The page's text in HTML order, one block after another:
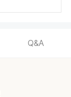
Q&A